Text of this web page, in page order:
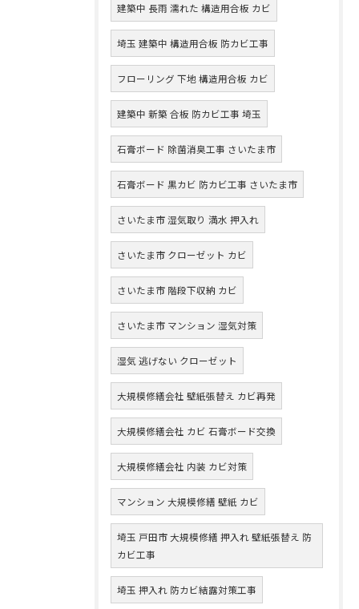
建築中 長雨 濡れた 構造用合板 カビ
埼玉 建築中 構造用合板 防カビ工事
フローリング 下地 構造用合板 カビ
建築中 新築 合板 防カビ工事 埼玉
石膏ボード 除菌消臭工事 さいたま市
石膏ボード 黒カビ 防カビ工事 さいたま市
さいたま市 湿気取り 満水 押入れ
さいたま市 クローゼット カビ
さいたま市 階段下収納 カビ
さいたま市 マンション 湿気対策
湿気 逃げない クローゼット
大規模修繕会社 壁紙張替え カビ再発
大規模修繕会社 カビ 石膏ボード交換
大規模修繕会社 内装 カビ対策
マンション 大規模修繕 壁紙 カビ
埼玉 戸田市 大規模修繕 押入れ 壁紙張替え 防
カビ工事
埼玉 押入れ 防カビ結露対策工事